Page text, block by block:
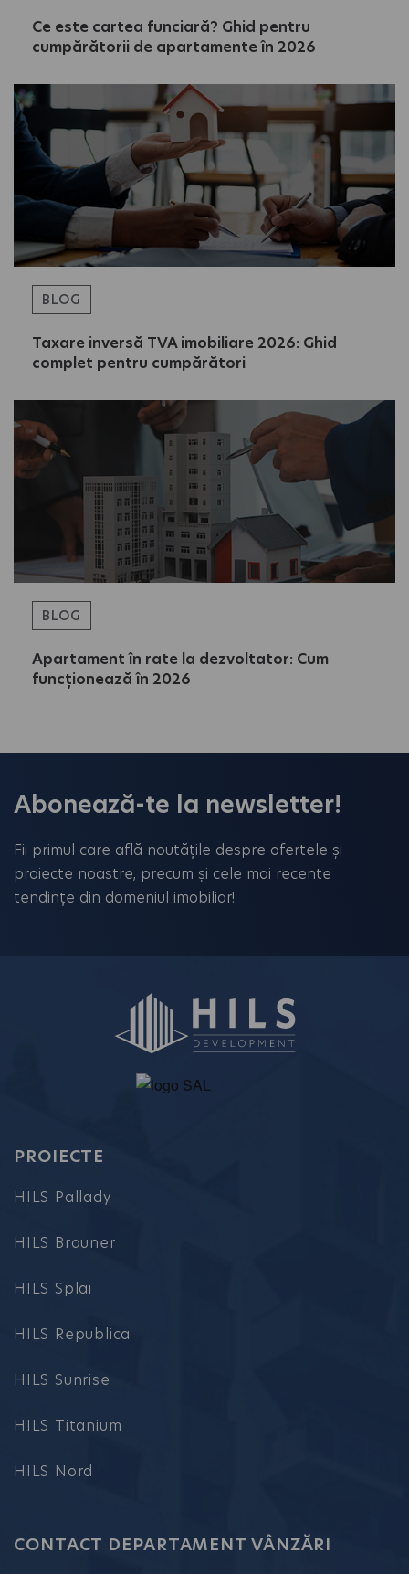
Ce este cartea funciară? Ghid pentru
cumpărătorii de apartamente în 2026
BLOG
Taxare inversă TVA imobiliare 2026: Ghid
complet pentru cumpărători
BLOG
Apartament în rate la dezvoltator: Cum
funcționează în 2026
Abonează-te la newsletter!
Fii primul care află noutățile despre ofertele și
proiecte noastre, precum și cele mai recente
tendințe din domeniul imobiliar!
PROIECTE
HILS Pallady
HILS Brauner
HILS Splai
HILS Republica
HILS Sunrise
HILS Titanium
HILS Nord
CONTACT DEPARTAMENT VÂNZĂRI